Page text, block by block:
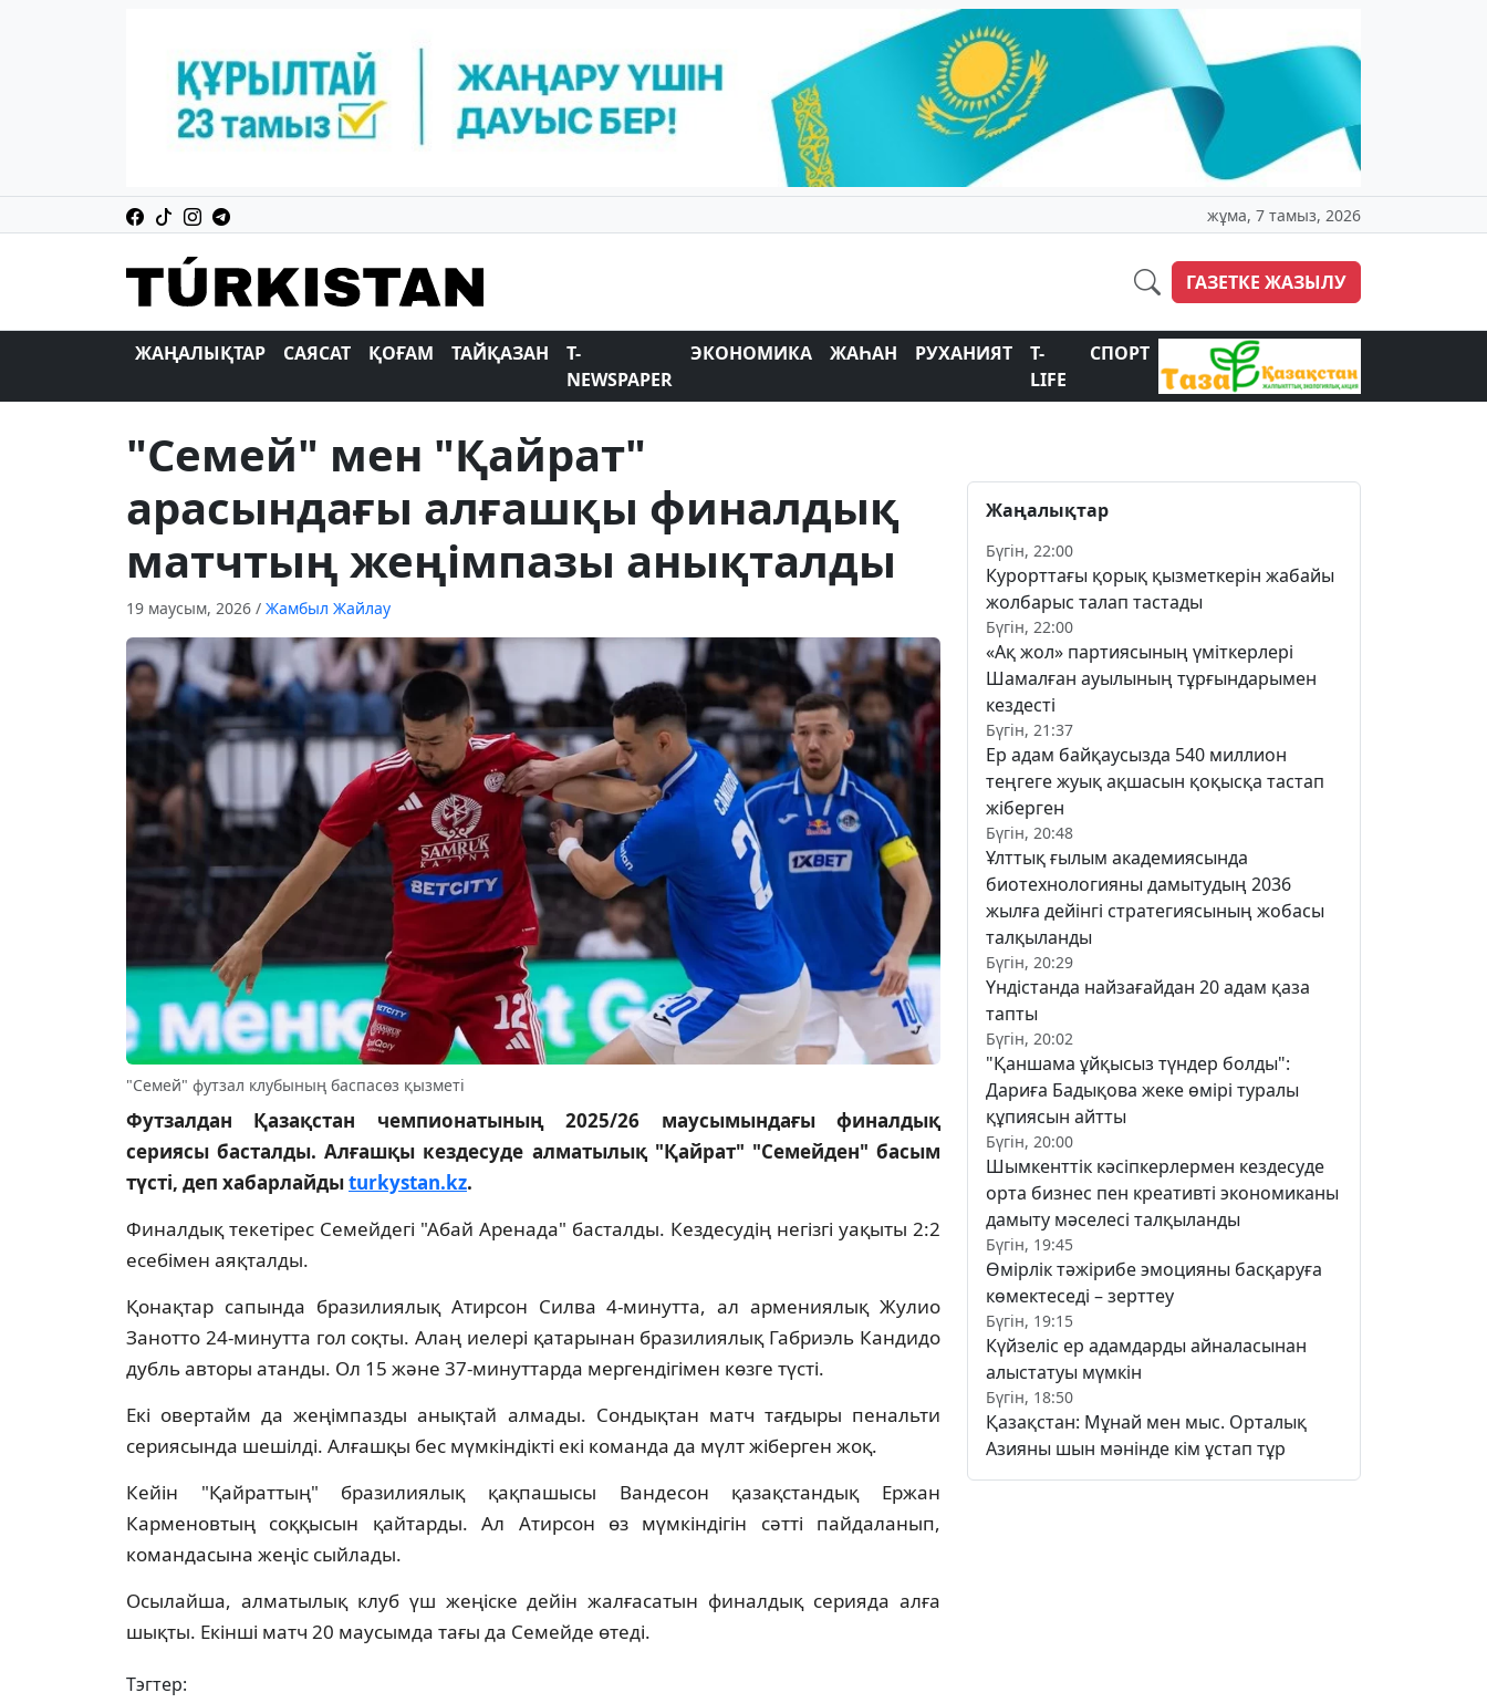
жұма, 7 тамыз, 2026
ГАЗЕТКЕ ЖАЗЫЛУ
ЖАҢАЛЫҚТАР САЯСАТ ҚОҒАМ ТАЙҚАЗАН
T-
NEWSPAPER
ЭКОНОМИКА ЖАҺАН РУХАНИЯТ
T-
LIFE
СПОРТ
"Семей" мен "Қайрат"
арасындағы алғашқы финалдық
матчтың жеңімпазы анықталды
19 маусым, 2026 / Жамбыл Жайлау
"Семей" футзал клубының баспасөз қызметі
Футзалдан Қазақстан чемпионатының 2025/26 маусымындағы финалдық
сериясы басталды. Алғашқы кездесуде алматылық "Қайрат" "Семейден" басым
түсті, деп хабарлайдыturkystan.kz.
Финалдық текетірес Семейдегі "Абай Аренада" басталды. Кездесудің негізгі уақыты 2:2
есебімен аяқталды.
Қонақтар сапында бразилиялық Атирсон Силва 4-минутта, ал армениялық Жулио
Занотто 24-минутта гол соқты. Алаң иелері қатарынан бразилиялық Габриэль Кандидо
дубль авторы атанды. Ол 15 және 37-минуттарда мергендігімен көзге түсті.
Екі овертайм да жеңімпазды анықтай алмады. Сондықтан матч тағдыры пенальти
сериясында шешілді. Алғашқы бес мүмкіндікті екі команда да мүлт жіберген жоқ.
Кейін "Қайраттың" бразилиялық қақпашысы Вандесон қазақстандық Ержан
Карменовтың соққысын қайтарды. Ал Атирсон өз мүмкіндігін сәтті пайдаланып,
командасына жеңіс сыйлады.
Осылайша, алматылық клуб үш жеңіске дейін жалғасатын финалдық серияда алға
шықты. Екінші матч 20 маусымда тағы да Семейде өтеді.
Тэгтер:
Жаңалықтар
Бүгін, 22:00
Курорттағы қорық қызметкерін жабайы
жолбарыс талап тастады
Бүгін, 22:00
«Ақ жол» партиясының үміткерлері
Шамалған ауылының тұрғындарымен
кездесті
Бүгін, 21:37
Ер адам байқаусызда 540 миллион
теңгеге жуық ақшасын қоқысқа тастап
жіберген
Бүгін, 20:48
Ұлттық ғылым академиясында
биотехнологияны дамытудың 2036
жылға дейінгі стратегиясының жобасы
талқыланды
Бүгін, 20:29
Үндістанда найзағайдан 20 адам қаза
тапты
Бүгін, 20:02
"Қаншама ұйқысыз түндер болды":
Дариға Бадықова жеке өмірі туралы
құпиясын айтты
Бүгін, 20:00
Шымкенттік кәсіпкерлермен кездесуде
орта бизнес пен креативті экономиканы
дамыту мәселесі талқыланды
Бүгін, 19:45
Өмірлік тәжірибе эмоцияны басқаруға
көмектеседі – зерттеу
Бүгін, 19:15
Күйзеліс ер адамдарды айналасынан
алыстатуы мүмкін
Бүгін, 18:50
Қазақстан: Мұнай мен мыс. Орталық
Азияны шын мәнінде кім ұстап тұр